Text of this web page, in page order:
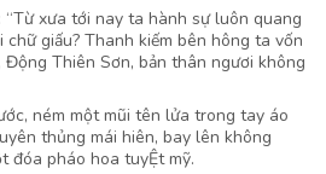
“Từ xưa tới nay ta hành sự luôn quang
giấu? Thanh kiếm bên hông ta vốn
Thiên Sơn, bản thân ngươi không
ném một mũi tên lửa trong tay áo
thủng mái hiên, bay lên không
đóa pháo hoa tuyỆt mỹ.